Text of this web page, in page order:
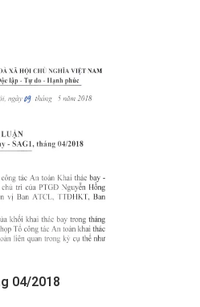
04/2018